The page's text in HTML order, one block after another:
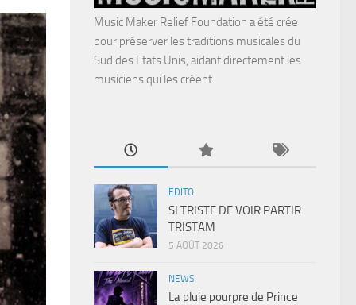
Music Maker Relief Foundation a été crée
pour préserver les traditions musicales du
Sud des Etats Unis, aidant directement les
musiciens qui les créent.
EDITO
SI TRISTE DE VOIR PARTIR
TRISTAM
5 AOÛT 2026
NEWS
La pluie pourpre de Prince